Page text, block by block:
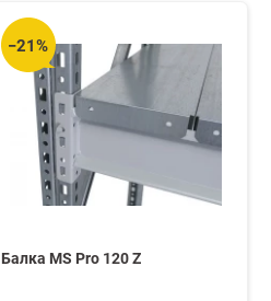
60
150
−21%
Балка MS Pro 120 Z